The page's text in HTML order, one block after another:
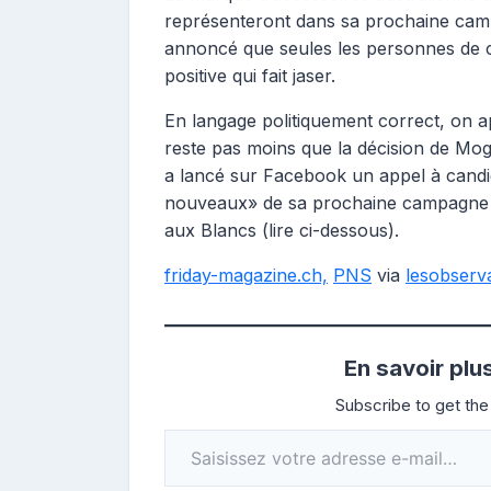
représenteront dans sa prochaine
annoncé que seules les personnes
positive qui fait jaser.
En langage politiquement correct, on
reste pas moins que la décision de
a lancé sur Facebook un appel à
nouveaux» de sa prochaine
aux Blancs (lire ci-dessous).
friday-magazine.ch, PNS via
En savoir
Subscribe to get
Saisissez votre adresse e-mail…